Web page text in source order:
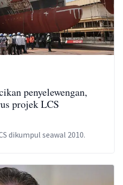
penyelewengan,
projek LCS
dikumpul seawal 2010.